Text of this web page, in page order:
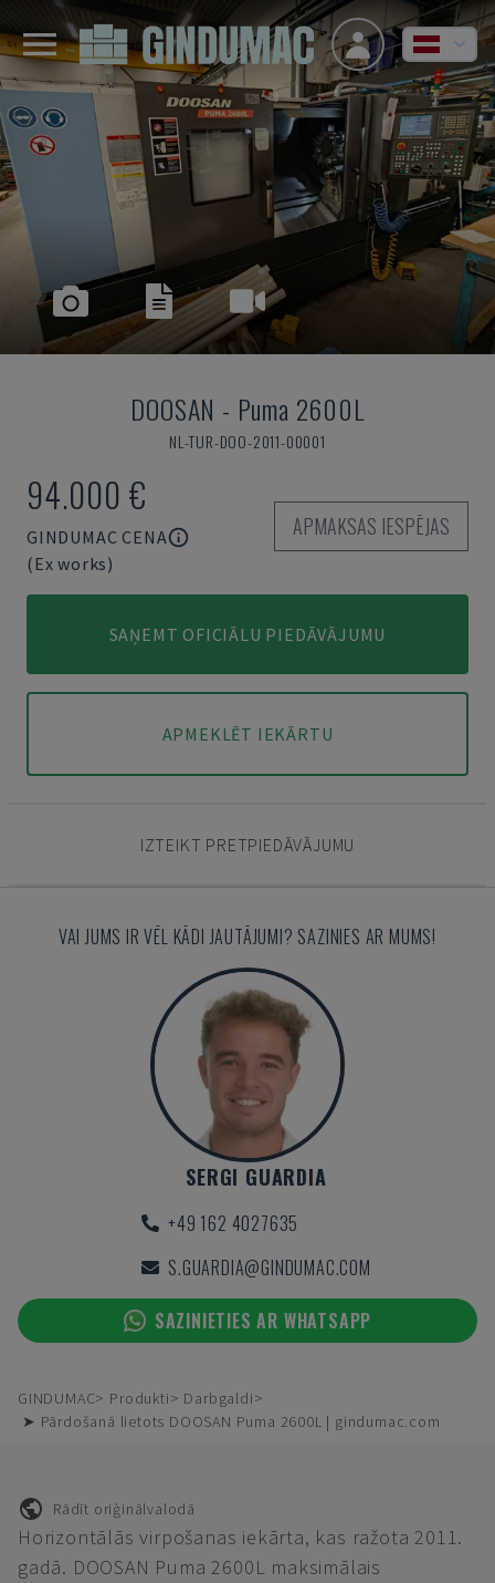
DOOSAN - Puma 2600L
NL-TUR-DOO-2011-00001
94.000 €
GINDUMAC CENA
(Ex works)
APMAKSAS IESPĒJAS
SAŅEMT OFICIĀLU PIEDĀVĀJUMU
APMEKLĒT IEKĀRTU
IZTEIKT PRETPIEDĀVĀJUMU
VAI JUMS IR VĒL KĀDI JAUTĀJUMI? SAZINIES AR MUMS!
SERGI GUARDIA
+49 162 4027635
S.GUARDIA@GINDUMAC.COM
SAZINIETIES AR WHATSAPP
GINDUMAC Produkti
Darbgaldi
➤ Pārdošanā lietots DOOSAN Puma 2600L | gindumac.com
Rādīt oriģinālvalodā
Horizontālās virpošanas iekārta, kas ražota 2011.
gadā. DOOSAN Puma 2600L maksimālais